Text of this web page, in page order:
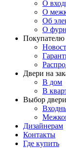
О
О
Об
О
Покупателю
Двери на
В дом
В
Выбор двери
Дизайнерам
Контакты
Где купить